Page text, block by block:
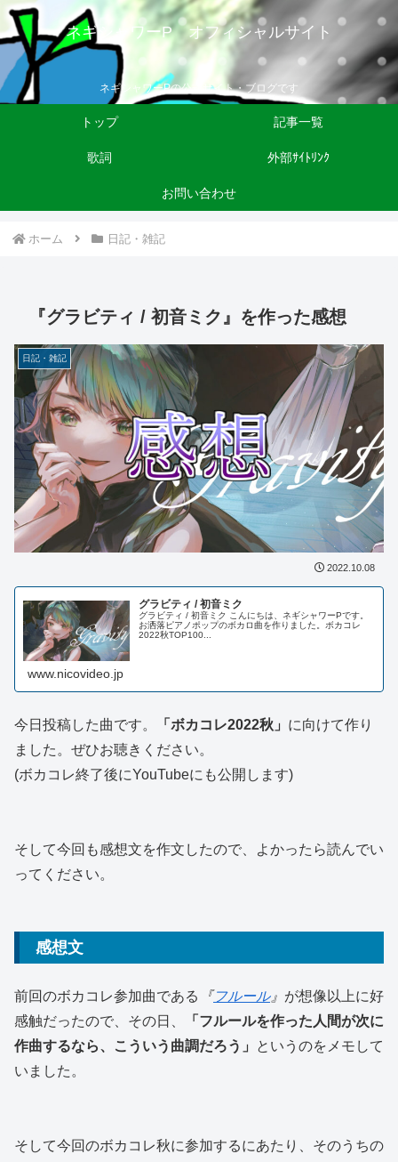
ネギシャワーP オフィシャルサイト
ネギシャワーPの公式サイト・ブログです
トップ 記事一覧
歌詞 外部ｻｲﾄﾘﾝｸ
お問い合わせ
ホーム 日記・雑記
『グラビティ / 初音ミク』を作った感想
日記・雑記
2022.10.08
グラビティ / 初音ミク
グラビティ / 初音ミク こんにちは、ネギシャワーPです。
お洒落ピアノポップのボカロ曲を作りました。ボカコレ
2022秋TOP100...
www.nicovideo.jp
今日投稿した曲です。 「ボカコレ2022秋」 に向けて作り
ました。ぜひお聴きください。
(ボカコレ終了後にYouTubeにも公開します)
そして今回も感想文を作文したので、よかったら読んでい
ってください。
感想文
前回のボカコレ参加曲である 『フルール』 が想像以上に好
感触だったので、その日、
「フルールを作った人間が次に
作曲するなら、こういう曲調だろう」
というのをメモして
いました。
そして今回のボカコレ秋に参加するにあたり、そのうちの